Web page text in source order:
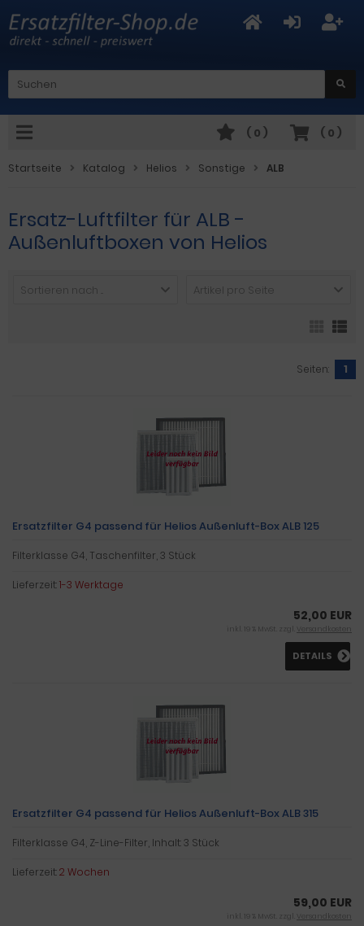
( 0 )
( 0 )
Startseite Katalog Helios Sonstige ALB
Ersatz-Luftfilter für ALB -
Außenluftboxen von Helios
Sortieren nach ... Artikel pro Seite
Seiten: 1
Ersatzfilter G4 passend für Helios Außenluft-Box ALB 125
Filterklasse G4, Taschenfilter, 3 Stück
Lieferzeit:1-3 Werktage
52,00 EUR
inkl. 19 % MwSt. zzgl. Versandkosten
DETAILS
Ersatzfilter G4 passend für Helios Außenluft-Box ALB 315
Filterklasse G4, Z-Line-Filter, Inhalt: 3 Stück
Lieferzeit:2 Wochen
59,00 EUR
inkl. 19 % MwSt. zzgl. Versandkosten